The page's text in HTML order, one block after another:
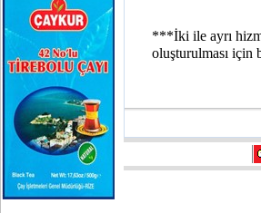
***İki ile ayrı
oluşturulması için